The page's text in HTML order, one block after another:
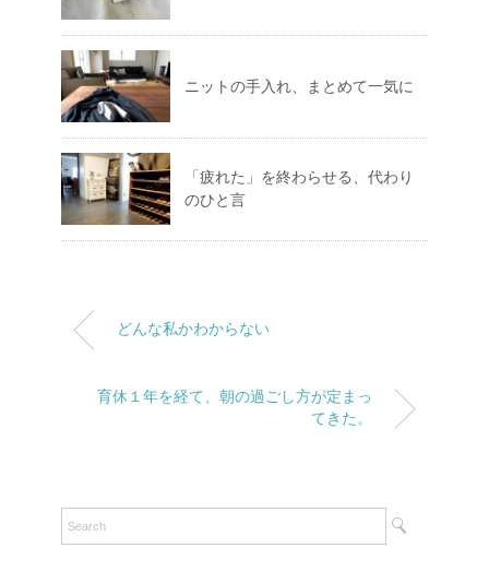
ニットの手入れ、まとめて一気に
「疲れた」を終わらせる、代わり
のひと言
どんな私かわからない
育休１年を経て、朝の過ごし方が定まっ
てきた。